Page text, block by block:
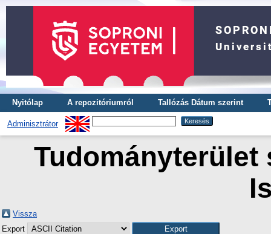
Nyitólap A repozitóriumról Tallózás Dátum szerint
Adminisztrátor
Tudományterület
Vissza
Export